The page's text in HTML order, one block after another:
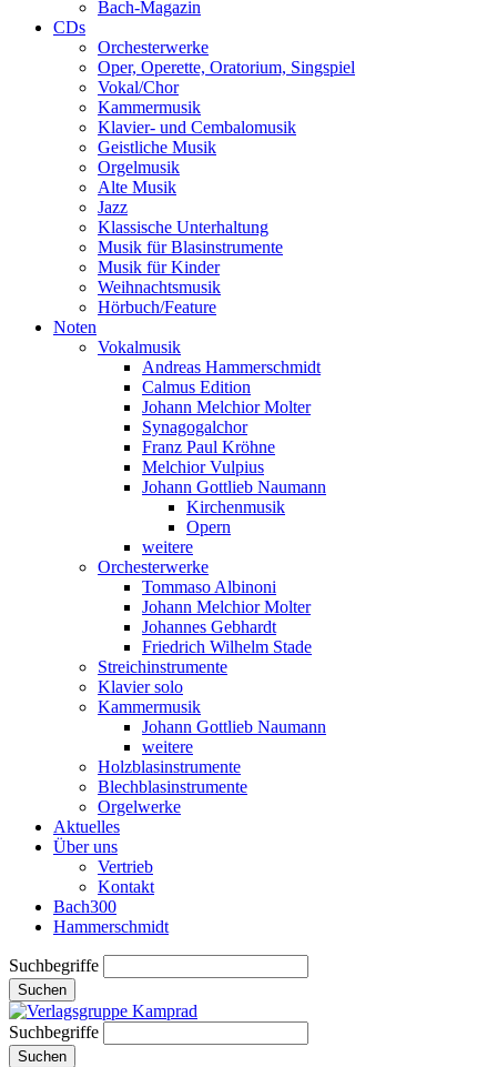
Bach-Magazin
CDs
Orchesterwerke
Oper, Operette, Oratorium, Singspiel
Vokal/Chor
Kammermusik
Klavier- und Cembalomusik
Geistliche Musik
Orgelmusik
Alte Musik
Jazz
Klassische Unterhaltung
Musik für Blasinstrumente
Musik für Kinder
Weihnachtsmusik
Hörbuch/Feature
Noten
Vokalmusik
Andreas Hammerschmidt
Calmus Edition
Johann Melchior Molter
Synagogalchor
Franz Paul Kröhne
Melchior Vulpius
Johann Gottlieb Naumann
Kirchenmusik
Opern
weitere
Orchesterwerke
Tommaso Albinoni
Johann Melchior Molter
Johannes Gebhardt
Friedrich Wilhelm Stade
Streichinstrumente
Klavier solo
Kammermusik
Johann Gottlieb Naumann
weitere
Holzblasinstrumente
Blechblasinstrumente
Orgelwerke
Aktuelles
Über uns
Vertrieb
Kontakt
Bach300
Hammerschmidt
Suchbegriffe
Suchen
Suchbegriffe
Suchen